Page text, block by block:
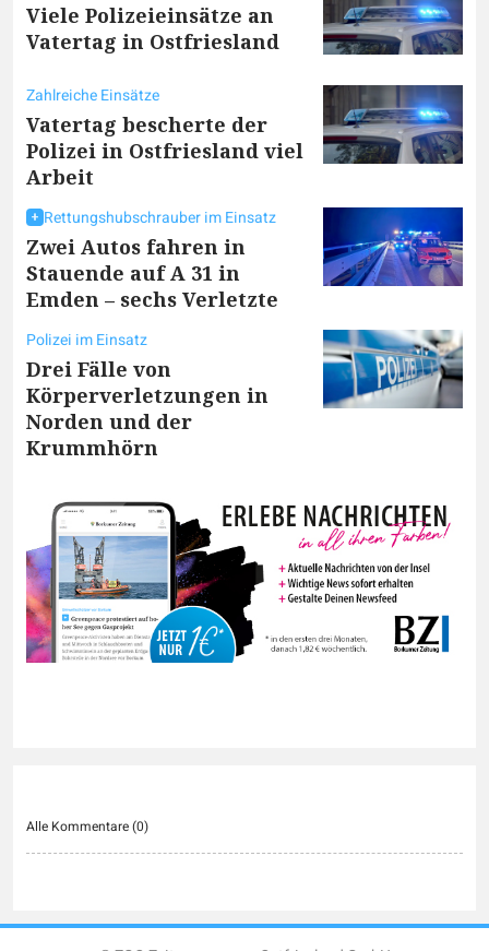
Viele Polizeieinsätze an
Vatertag in Ostfriesland
Zahlreiche Einsätze
Vatertag bescherte der
Polizei in Ostfriesland viel
Arbeit
Rettungshubschrauber im Einsatz
Zwei Autos fahren in
Stauende auf A 31 in
Emden – sechs Verletzte
Polizei im Einsatz
Drei Fälle von
Körperverletzungen in
Norden und der
Krummhörn
Alle Kommentare (0)